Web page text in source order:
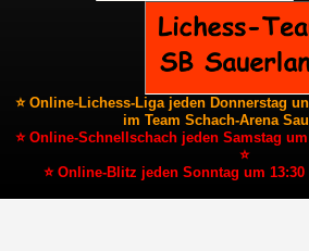
⭐ Online-Lichess-Liga jeden Donnerstag
im Team Schach-Arena
⭐ Online-Schnellschach jeden Samstag
⭐
⭐ Online-Blitz jeden Sonntag um 13:30